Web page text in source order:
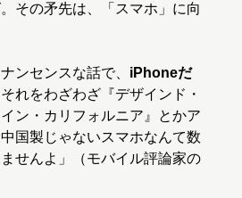
その矛先は、「スマホ」に向
ンセンスな話で、 iPhoneだ
れをわざわざ『デザインド・
ン・カリフォルニア』とかア
国製じゃないスマホなんて数
せんよ」（モバイル評論家の